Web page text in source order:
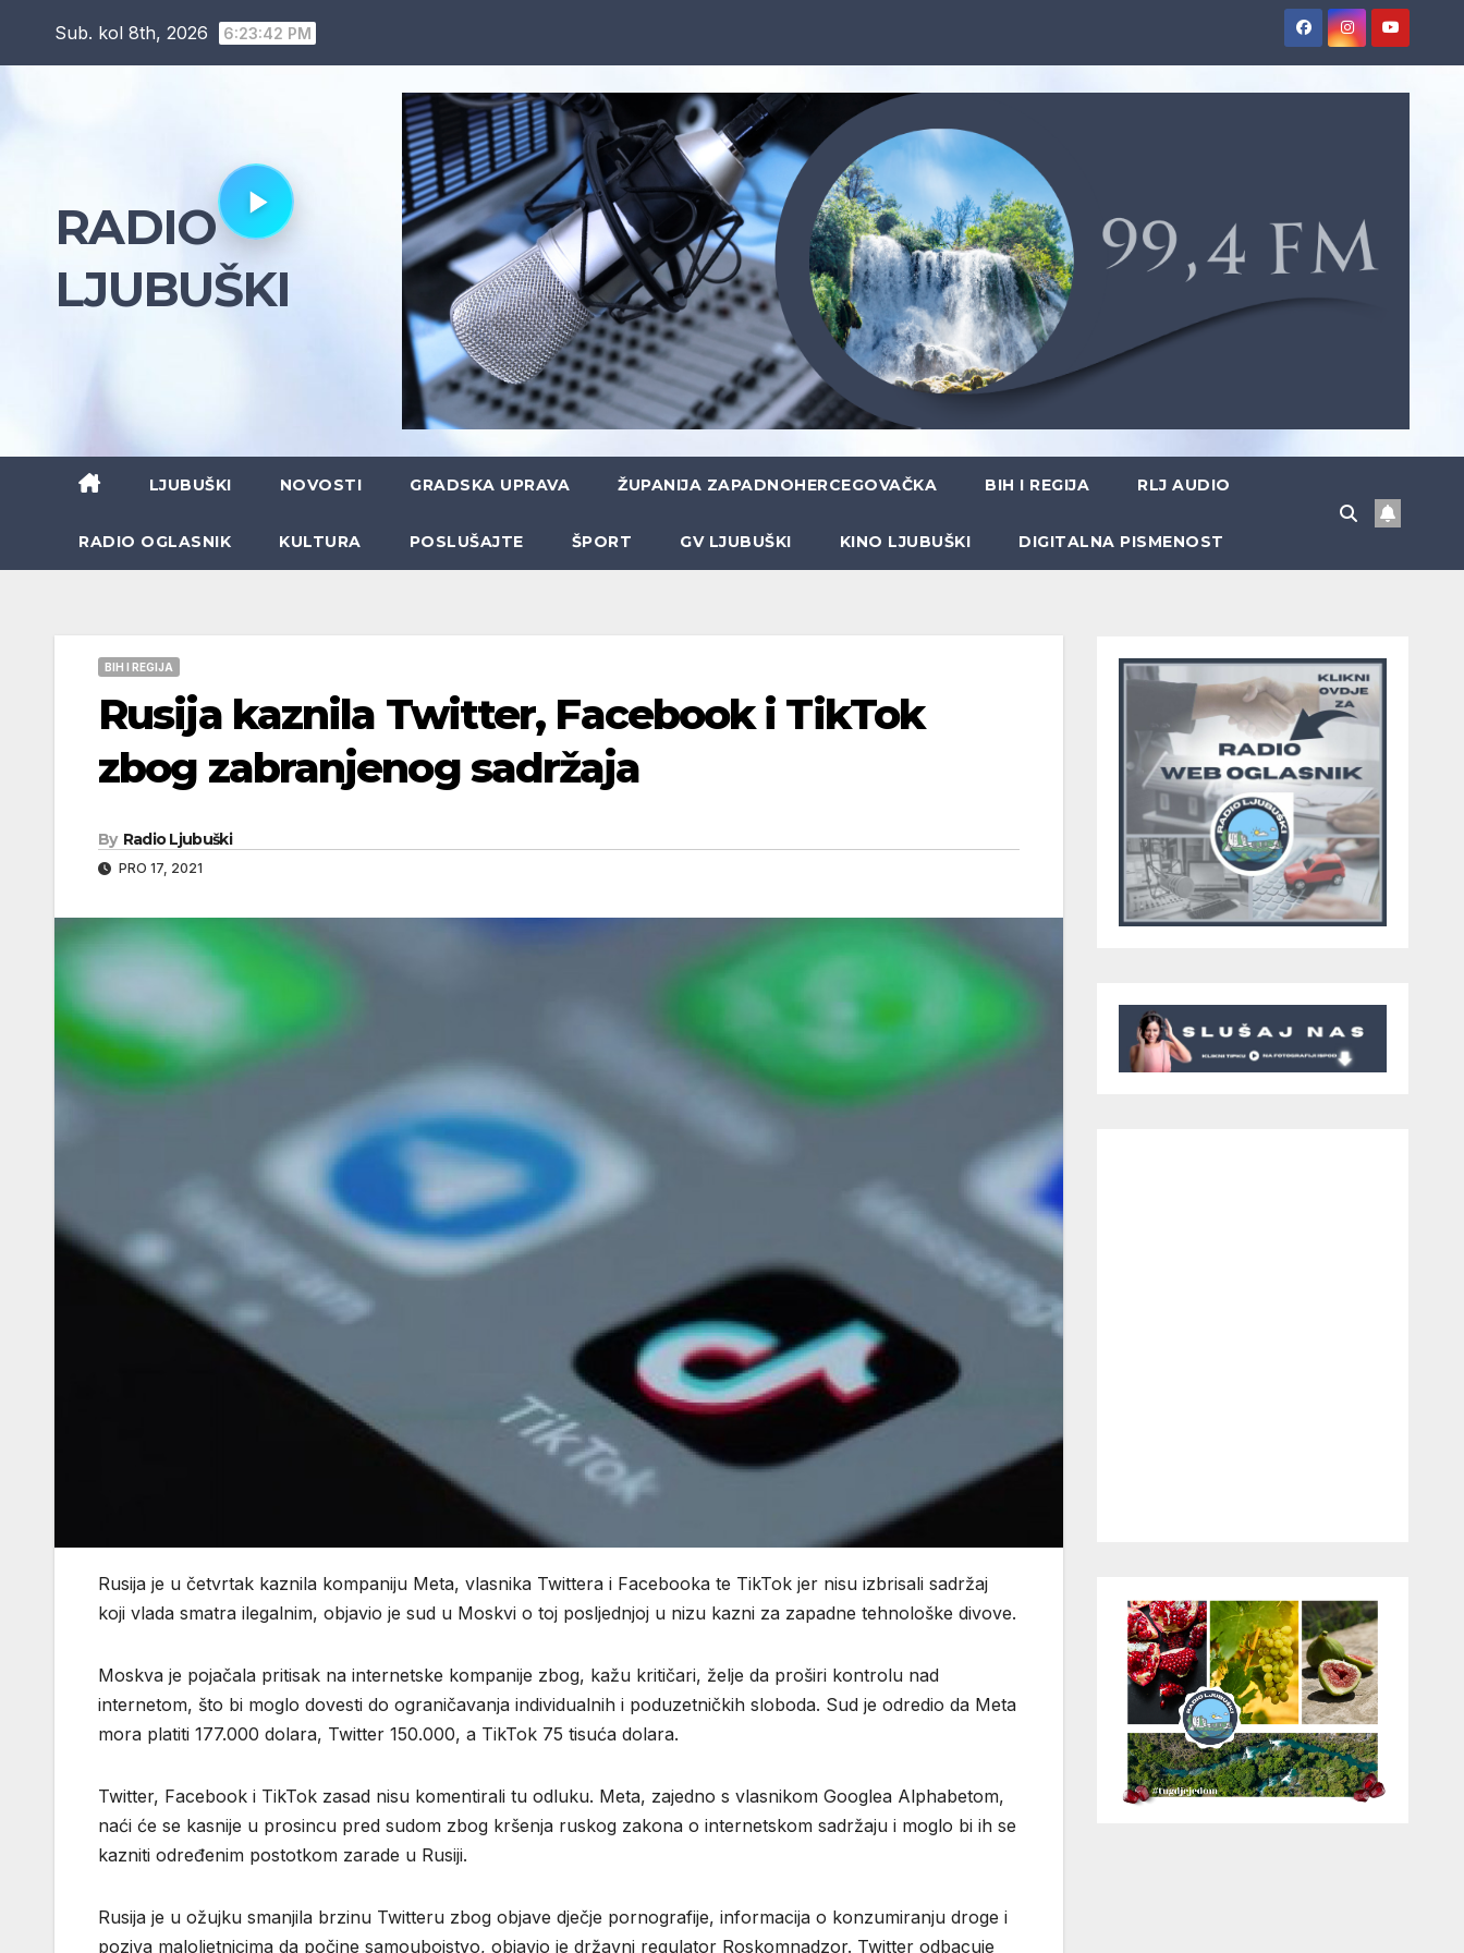
Sub. kol 8th, 2026 6:23:44 PM
RADIO
LJUBUŠKI
LJUBUŠKI NOVOSTI GRADSKA UPRAVA ŽUPANIJA ZAPADNOHERCEGOVAČKA BIH I REGIJA RLJ AUDIO
RADIO OGLASNIK KULTURA POSLUŠAJTE ŠPORT GV LJUBUŠKI KINO LJUBUŠKI DIGITALNA PISMENOST
BIH I REGIJA
Rusija kaznila Twitter, Facebook i TikTok
zbog zabranjenog sadržaja
By Radio Ljubuški
PRO 17, 2021
Rusija je u četvrtak kaznila kompaniju Meta, vlasnika Twittera i Facebooka te TikTok jer nisu izbrisali sadržaj
koji vlada smatra ilegalnim, objavio je sud u Moskvi o toj posljednjoj u nizu kazni za zapadne tehnološke divove.
Moskva je pojačala pritisak na internetske kompanije zbog, kažu kritičari, želje da proširi kontrolu nad
internetom, što bi moglo dovesti do ograničavanja individualnih i poduzetničkih sloboda. Sud je odredio da Meta
mora platiti 177.000 dolara, Twitter 150.000, a TikTok 75 tisuća dolara.
Twitter, Facebook i TikTok zasad nisu komentirali tu odluku. Meta, zajedno s vlasnikom Googlea Alphabetom,
naći će se kasnije u prosincu pred sudom zbog kršenja ruskog zakona o internetskom sadržaju i moglo bi ih se
kazniti određenim postotkom zarade u Rusiji.
Rusija je u ožujku smanjila brzinu Twitteru zbog objave dječje pornografije, informacija o konzumiranju droge i
poziva maloljetnicima da počine samoubojstvo, objavio je državni regulator Roskomnadzor. Twitter odbacuje